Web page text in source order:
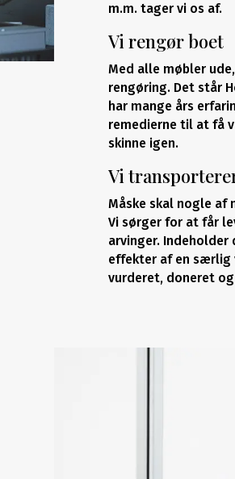
m.m. tager vi os af.
Vi rengør boet
Med alle møbler
rengøring. Det står
har mange års
remedierne til at få
skinne igen.
Vi
Måske skal nogle
Vi sørger for at får
arvinger.
effekter af en særlig
vurderet, doneret